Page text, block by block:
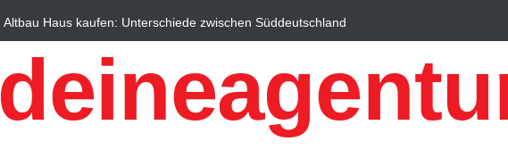
Altbau Haus kaufen: Unterschiede zwischen Süddeutschland
und Österreich einfach erklärt
Wintersportorte als
Qualitätstourismus